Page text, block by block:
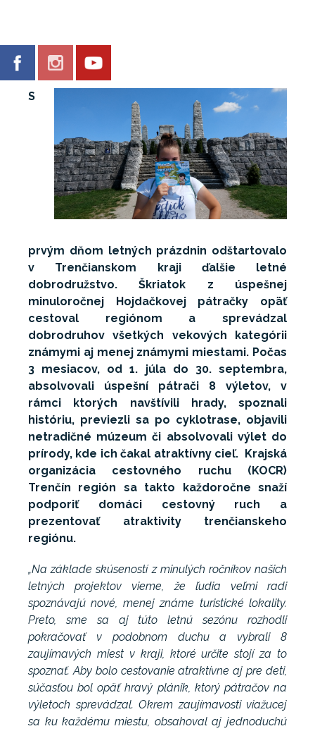
S
prvým dňom letných prázdnin odštartovalo
v Trenčianskom kraji ďalšie letné
dobrodružstvo. Škriatok z úspešnej
minuloročnej Hojdačkovej pátračky opäť
cestoval regiónom a sprevádzal
dobrodruhov všetkých vekových kategórii
známymi aj menej známymi miestami. Počas
3 mesiacov, od 1. júla do 30. septembra,
absolvovali úspešní pátrači 8 výletov, v
rámci ktorých navštívili hrady, spoznali
históriu, previezli sa po cyklotrase, objavili
netradičné múzeum či absolvovali výlet do
prírody, kde ich čakal atraktívny cieľ. Krajská
organizácia cestovného ruchu (KOCR)
Trenčín región sa takto každoročne snaží
podporiť domáci cestovný ruch a
prezentovať atraktivity trenčianskeho
regiónu.
„Na základe skúseností z minulých ročníkov našich
letných projektov vieme, že ľudia veľmi radi
spoznávajú nové, menej známe turistické lokality.
Preto, sme sa aj túto letnú sezónu rozhodli
pokračovať v podobnom duchu a vybrali 8
zaujímavých miest v kraji, ktoré určite stojí za to
spoznať. Aby bolo cestovanie atraktívne aj pre deti,
súčasťou bol opäť hravý plánik, ktorý pátračov na
výletoch sprevádzal. Okrem zaujímavosti viažucej
sa ku každému miestu, obsahoval aj jednoduchú